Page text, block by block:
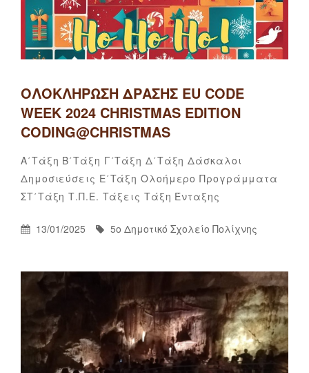
ΟΛΟΚΛΉΡΩΣΗ ΔΡΆΣΗΣ EU CODE
WEEK 2024 CHRISTMAS EDITION
CODING@CHRISTMAS
Categories
Α΄τάξη Β΄τάξη Γ΄τάξη Δ΄τάξη Δάσκαλοι
Δημοσιεύσεις Ε΄τάξη Ολοήμερο Προγράμματα
ΣΤ΄τάξη Τ.Π.Ε. Τάξεις Τάξη ΈνταξηςBy
Δημοτικό
Πολίχνης
Posted
13/01/2025 By
5ο Δημοτικό Σχολείο Πολίχνης